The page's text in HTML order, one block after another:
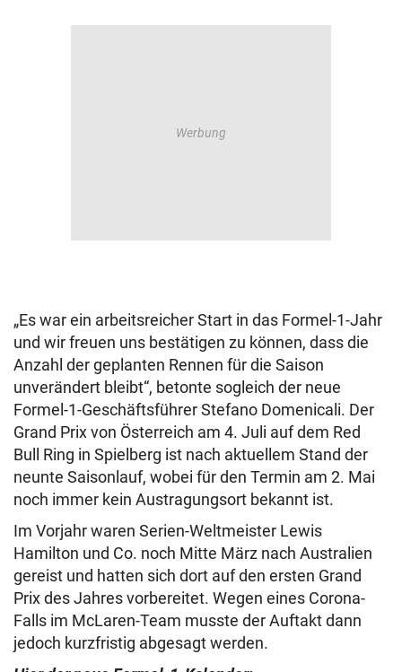
„Es war ein arbeitsreicher Start in das Formel-1-Jahr
und wir freuen uns bestätigen zu können, dass die
Anzahl der geplanten Rennen für die Saison
unverändert bleibt“, betonte sogleich der neue
Formel-1-Geschäftsführer Stefano Domenicali. Der
Grand Prix von Österreich am 4. Juli auf dem Red
Bull Ring in Spielberg ist nach aktuellem Stand der
neunte Saisonlauf, wobei für den Termin am 2. Mai
noch immer kein Austragungsort bekannt ist.
Im Vorjahr waren Serien-Weltmeister Lewis
Hamilton und Co. noch Mitte März nach Australien
gereist und hatten sich dort auf den ersten Grand
Prix des Jahres vorbereitet. Wegen eines Corona-
Falls im McLaren-Team musste der Auftakt dann
jedoch kurzfristig abgesagt werden.